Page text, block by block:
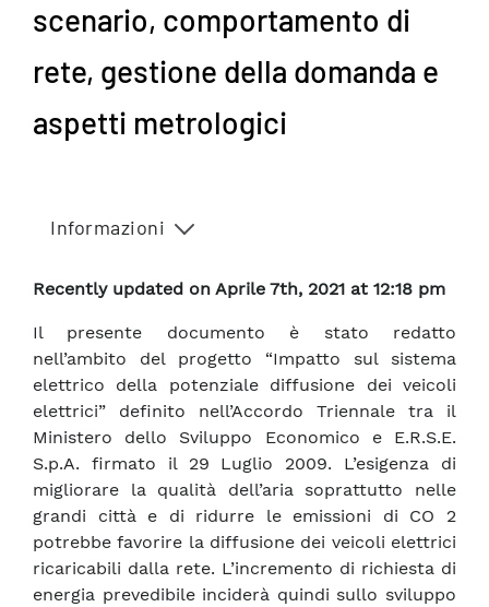
scenario, comportamento di
rete, gestione della domanda e
aspetti metrologici
Informazioni
Recently updated on Aprile 7th, 2021 at 12:18 pm
Il presente documento è stato redatto
nell’ambito del progetto “Impatto sul sistema
elettrico della potenziale diffusione dei veicoli
elettrici” definito nell’Accordo Triennale tra il
Ministero dello Sviluppo Economico e E.R.S.E.
S.p.A. firmato il 29 Luglio 2009. L’esigenza di
migliorare la qualità dell’aria soprattutto nelle
grandi città e di ridurre le emissioni di CO 2
potrebbe favorire la diffusione dei veicoli elettrici
ricaricabili dalla rete. L’incremento di richiesta di
energia prevedibile inciderà quindi sullo sviluppo